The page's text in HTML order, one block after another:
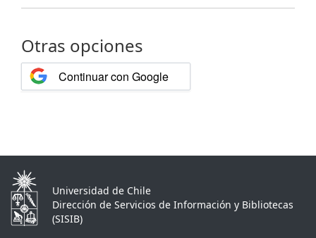
Otras opciones
Continuar con Google
Universidad de Chile
Dirección de Servicios de Información y Bibliotecas
(SISIB)